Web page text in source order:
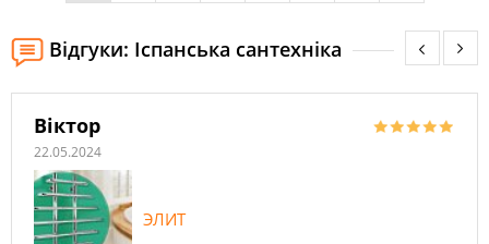
Відгуки: Іспанська сантехніка
Віктор
22.05.2024
ЭЛИТ